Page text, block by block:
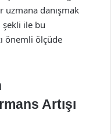
danışmak
şekli ile bu
önemli ölçüde
Artışı